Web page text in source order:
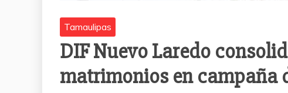
Tamaulipas
DIF Nuevo Laredo
matrimonios en campaña